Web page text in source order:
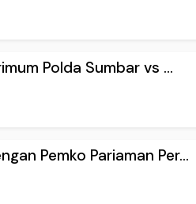
Polda Sumbar vs ...
Pemko Pariaman Per...